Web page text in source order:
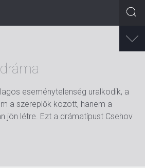
eseménytelenség uralkodik, a
a szereplők között, hanem a
jön létre. Ezt a drámatípust Csehov